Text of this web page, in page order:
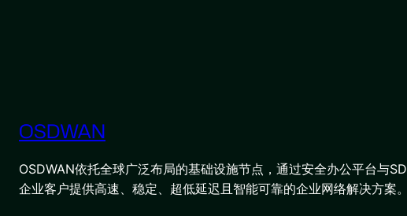
OSDWAN
OSDWAN依托全球广泛布局的基础设施节点，通过安全办公平台与
企业客户提供高速、稳定、超低延迟且智能可靠的企业网络解决方案。